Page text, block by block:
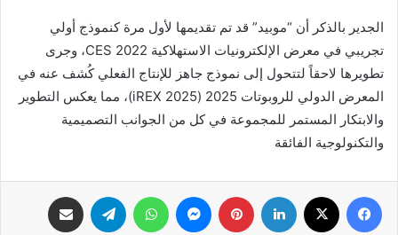
الجدير بالذكر أن “موبيد” قد تم تقديمها لأول مرة كنموذج أولي
تجريبي في معرض الإلكترونيات الاستهلاكية CES 2022، وجرى
تطويرها لاحقاً لتتحول إلى نموذج جاهز للإنتاج الفعلي كُشف عنه في
المعرض الدولي للروبوتات 2025 (iREX 2025)، مما يعكس التطوير
والابتكار المستمر للمجموعة في كل من الجوانب التصميمية
والتكنولوجية الفائقة